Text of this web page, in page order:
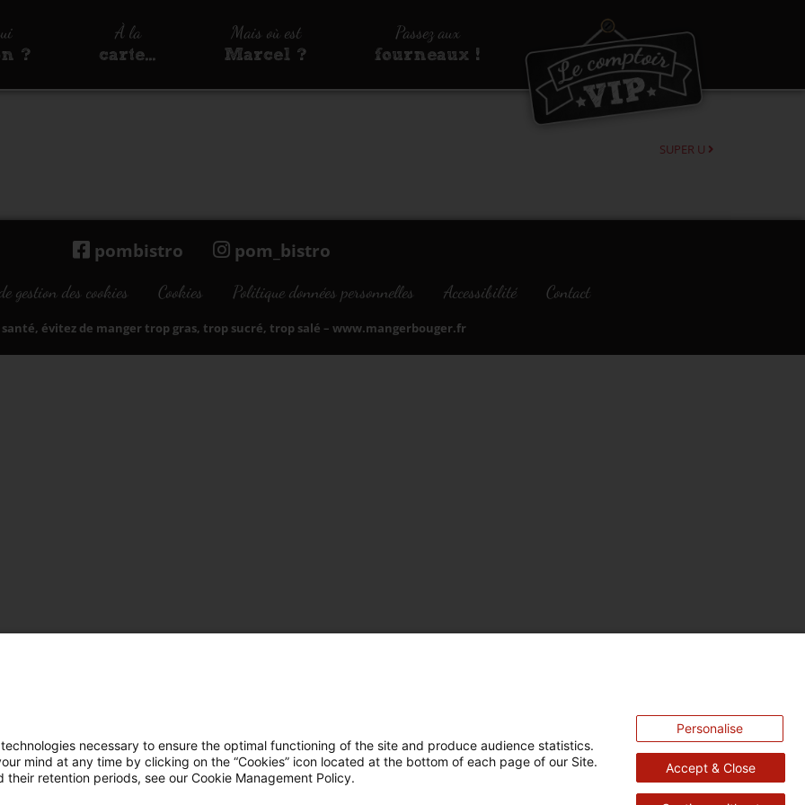
?
À la
carte…
Mais où est
Marcel ?
Passez aux
fourneaux !
SUPER U
pombistro pom_bistro
gestion des cookies Cookies Politique données personnelles Accessibilité Contact
évitez de manger trop gras, trop sucré, trop salé – www.mangerbouger.fr
necessary to ensure the optimal functioning of the site and produce audience statistics.
mind at any time by clicking on the “Cookies” icon located at the bottom of each page of our Site.
retention periods, see our Cookie Management Policy.
Personalise
Accept & Close